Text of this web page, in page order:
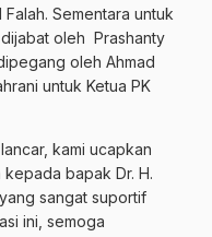
Sementara untuk
dijabat oleh Prashanty
oleh Ahmad
untuk Ketua PK
kami ucapkan
bapak Dr. H.
sangat suportif
ini, semoga